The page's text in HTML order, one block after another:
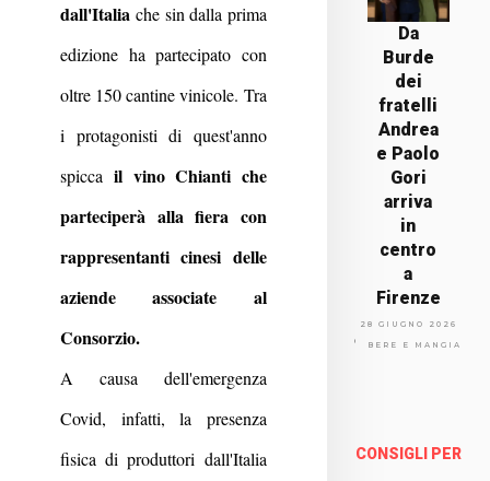
dall'Italiache sin dalla prima
edizione ha partecipato con
oltre 150 cantine vinicole. Tra
i protagonisti di quest'anno
spiccail vino Chianti che
parteciperà alla fiera con
rappresentanti cinesi delle
aziende associate al
Consorzio.
A causa dell'emergenza
Covid, infatti, la presenza
fisica di produttori dall'Italia
Da
Burde
dei
fratelli
Andrea
e Paolo
Gori
arriva
in
centro
a
Firenze
28 GIUGNO 2026
BERE E MANGIARE
CONSIGLI PER
Via
Arno
nze